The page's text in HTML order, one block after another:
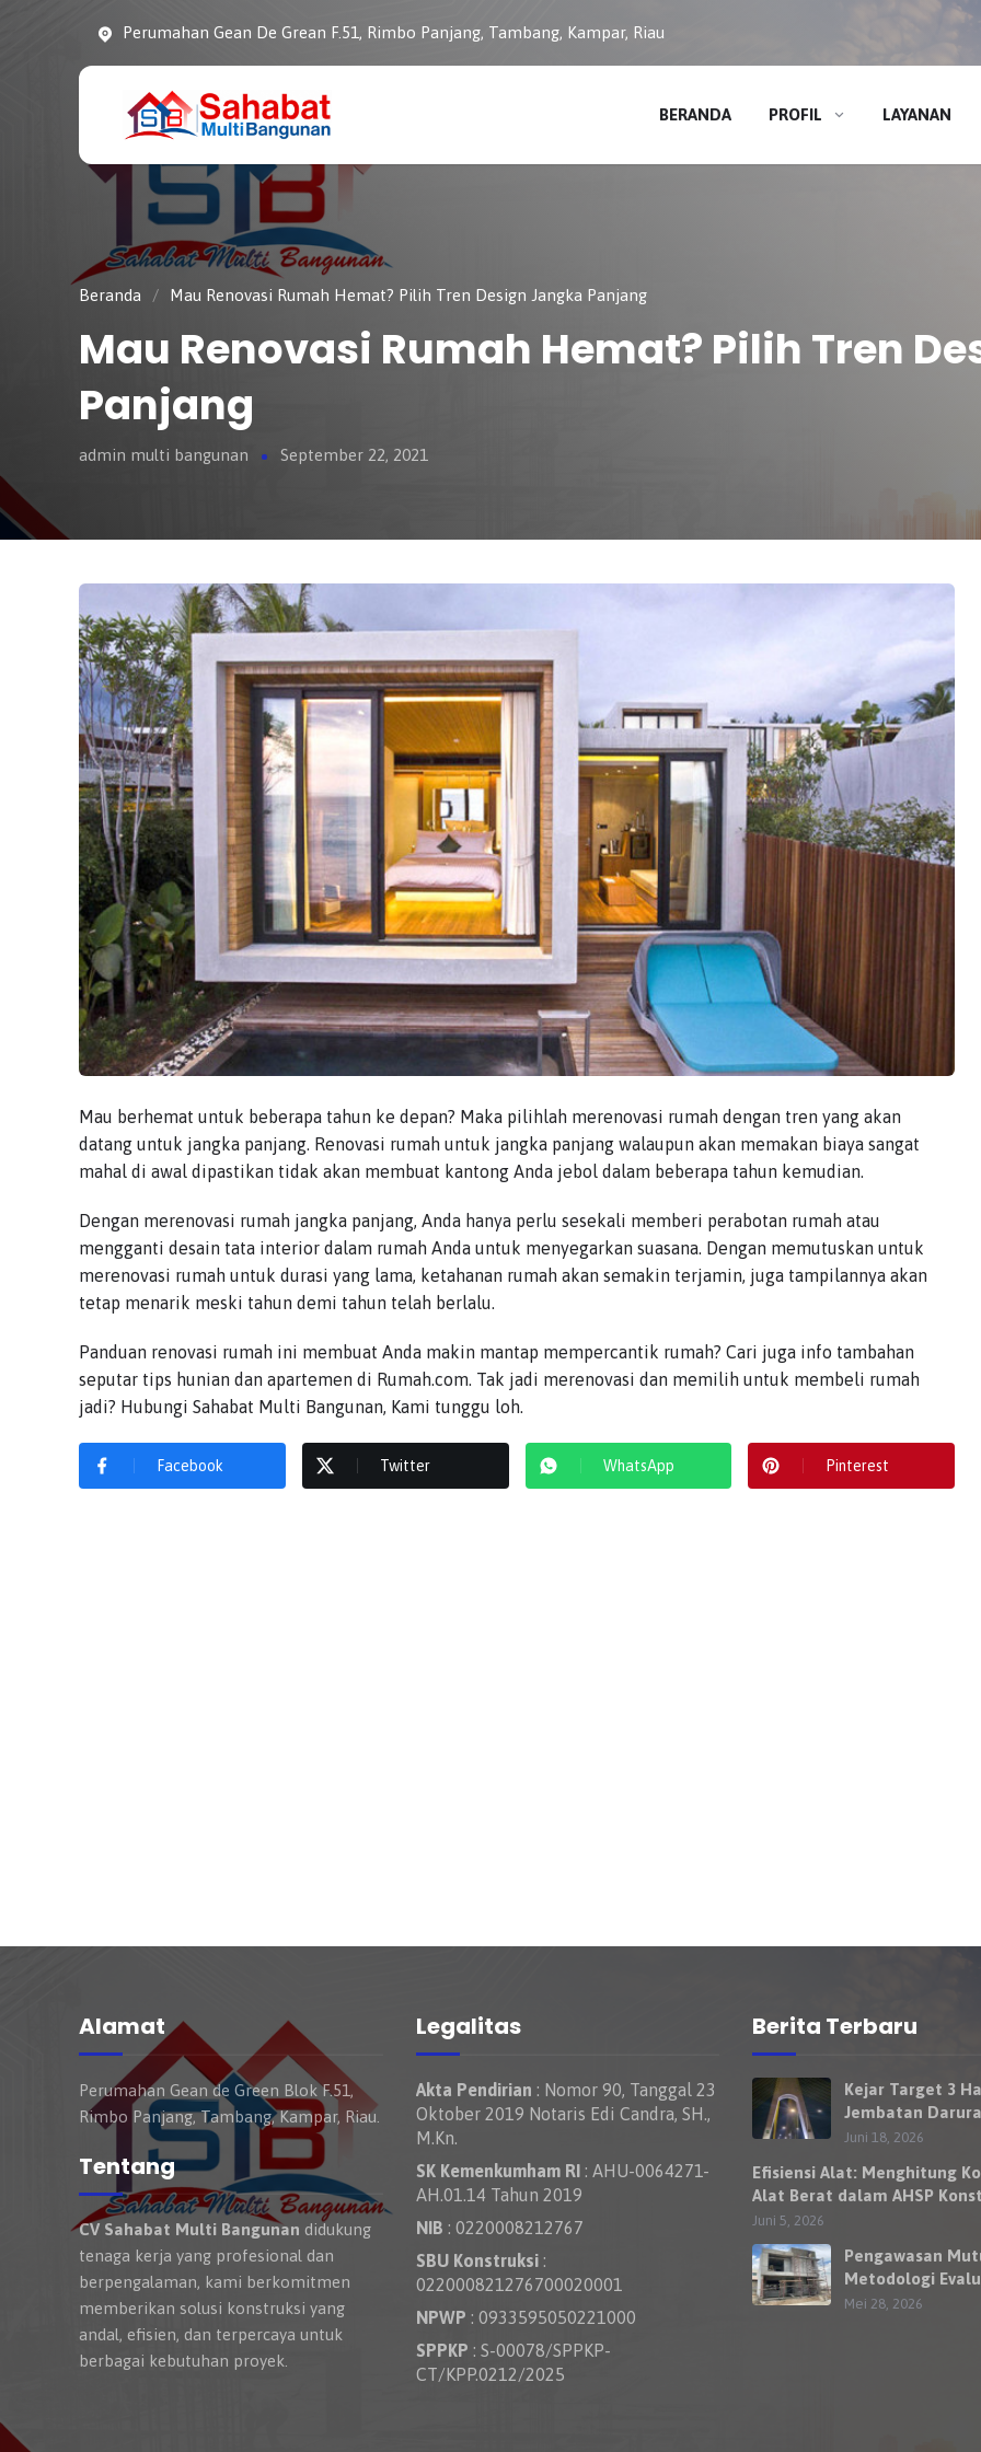
Perumahan Gean De Grean F.51, Rimbo Panjang, Tambang, Kampar, Riau
CV. SAHABAT
MULTI
BANGUNAN
Sahabat Pembangunan
Anda
BERANDA PROFIL LAYANAN
Beranda / Mau Renovasi Rumah Hemat? Pilih Tren Design Jangka Panjang
Mau Renovasi Rumah Hemat? Pilih Tren
Panjang
admin multi bangunan September 22, 2021
Mau berhemat untuk beberapa tahun ke depan? Maka pilihlah merenovasi rumah dengan tren yang akan
datang untuk jangka panjang. Renovasi rumah untuk jangka panjang walaupun akan memakan biaya sangat
mahal di awal dipastikan tidak akan membuat kantong Anda jebol dalam beberapa tahun kemudian.
Dengan merenovasi rumah jangka panjang, Anda hanya perlu sesekali memberi perabotan rumah atau
mengganti desain tata interior dalam rumah Anda untuk menyegarkan suasana. Dengan memutuskan untuk
merenovasi rumah untuk durasi yang lama, ketahanan rumah akan semakin terjamin, juga tampilannya akan
tetap menarik meski tahun demi tahun telah berlalu.
Panduan renovasi rumah ini membuat Anda makin mantap mempercantik rumah? Cari juga info tambahan
seputar tips hunian dan apartemen di Rumah.com. Tak jadi merenovasi dan memilih untuk membeli rumah
jadi? Hubungi Sahabat Multi Bangunan, Kami tunggu loh.
Facebook Twitter WhatsApp Pinterest
Alamat
Perumahan Gean de Green Blok F.51,
Rimbo Panjang, Tambang, Kampar, Riau.
Tentang
CV Sahabat Multi Bangunan didukung
tenaga kerja yang profesional dan
berpengalaman, kami berkomitmen
memberikan solusi konstruksi yang
andal, efisien, dan terpercaya untuk
berbagai kebutuhan proyek.
Legalitas
Akta Pendirian : Nomor 90, Tanggal 23
Oktober 2019 Notaris Edi Candra, SH.,
M.Kn.
SK Kemenkumham RI: AHU-0064271-
AH.01.14 Tahun 2019
NIB : 0220008212767
SBU Konstruksi:
022000821276700020001
NPWP : 0933595050221000
SPPKP : S-00078/SPPKP-
CT/KPP.0212/2025
Berita Terbaru
Kejar Target 3
Jembatan
Nelayan Rumbai
Besok
Juni 18, 2026
Efisiensi Alat: Menghitung
Alat Berat dalam AHSP
Jalan
Juni 5, 2026
Pengawasan
Metodologi
Kewajaran
Mei 28, 2026